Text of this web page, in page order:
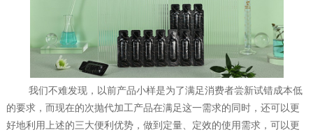
我们不难发现，以前产品小样是为了满足消费者尝新试错成本低
的要求，而现在的次抛代加工‍产品在满足这一需求的同时，还可以更
好地利用上述的三大便利优势，做到定量、定效的使用需求，可以更